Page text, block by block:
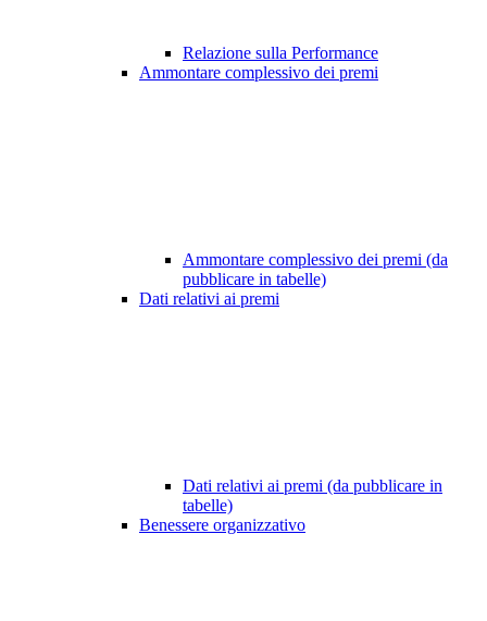
Relazione sulla Performance
Ammontare complessivo dei premi
Ammontare complessivo dei premi (da
pubblicare in tabelle)
Dati relativi ai premi
Dati relativi ai premi (da pubblicare in
tabelle)
Benessere organizzativo